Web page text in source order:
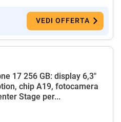
VEDI OFFERTA
17 256 GB: display 6,3"
chip A19, fotocamera
Stage per...